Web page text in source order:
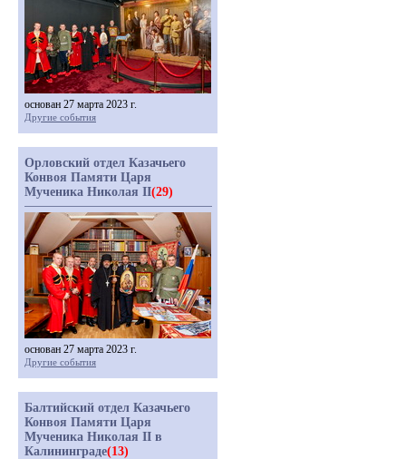
основан 27 марта 2023 г.
Другие события
Орловский отдел Казачьего
Конвоя Памяти Царя
Мученика Николая II(29)
основан 27 марта 2023 г.
Другие события
Балтийский отдел Казачьего
Конвоя Памяти Царя
Мученика Николая II в
Калининграде(13)